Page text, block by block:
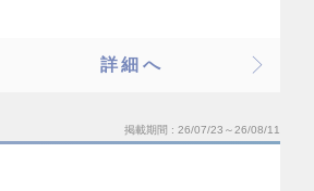
詳細へ
掲載期間 26/07/23～26/08/11